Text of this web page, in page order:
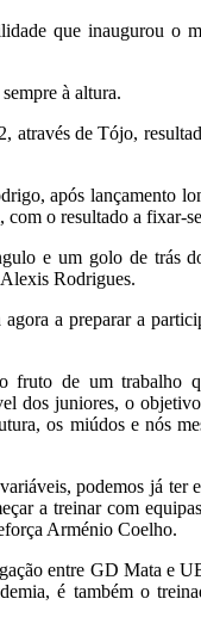
que inaugurou o
à altura.
através de Tójo,
após lançamento
com o resultado a fixar-
e um golo de trás
Rodrigues.
a preparar a
fruto de um trabalho
dos juniores, o
os miúdos e nós
podemos já ter
a treinar com
Arménio Coelho.
entre GD Mata e
é também o